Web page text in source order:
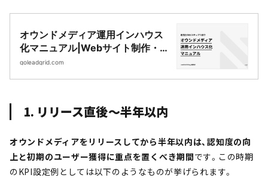
オウンドメディア運用インハウス
化マニュアル|Webサイト制作・
CMS開発｜LeadGrid
goleadgrid.com
1. リリース直後〜半年以内
オウンドメディアをリリースしてから半年以内は、認知度の向
上と初期のユーザー獲得に重点を置くべき期間です。この時期
のKPI設定例としては以下のようなものが挙げられます。